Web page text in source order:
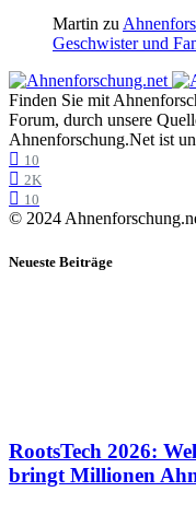
Martin zu
Geschwister und
Finden Sie mit
Forum, durch unsere
Ahnenforschung.Net ist
10
2K
10
© 2024
Neueste Beiträge
RootsTech 2026:
bringt Millionen